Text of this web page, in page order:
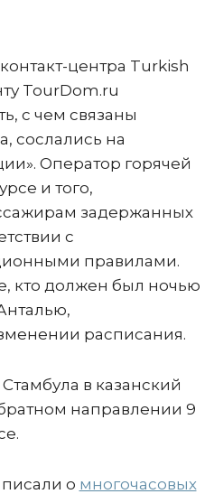
центра Turkish
TourDom.ru
с чем связаны
сослались на
Оператор горячей
и того,
задержанных
с
правилами.
кто должен был ночью
расписания.
в казанский
направлении 9
о многочасовых